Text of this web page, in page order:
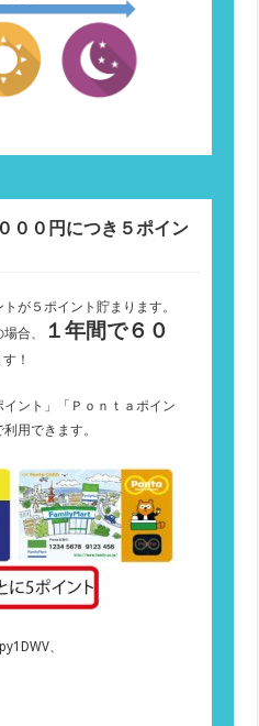
００円につき５ポイン
が５ポイント貯まります。
合、
１年間で６０
！
イント」「Ｐｏｎｔａポイン
用できます。
、